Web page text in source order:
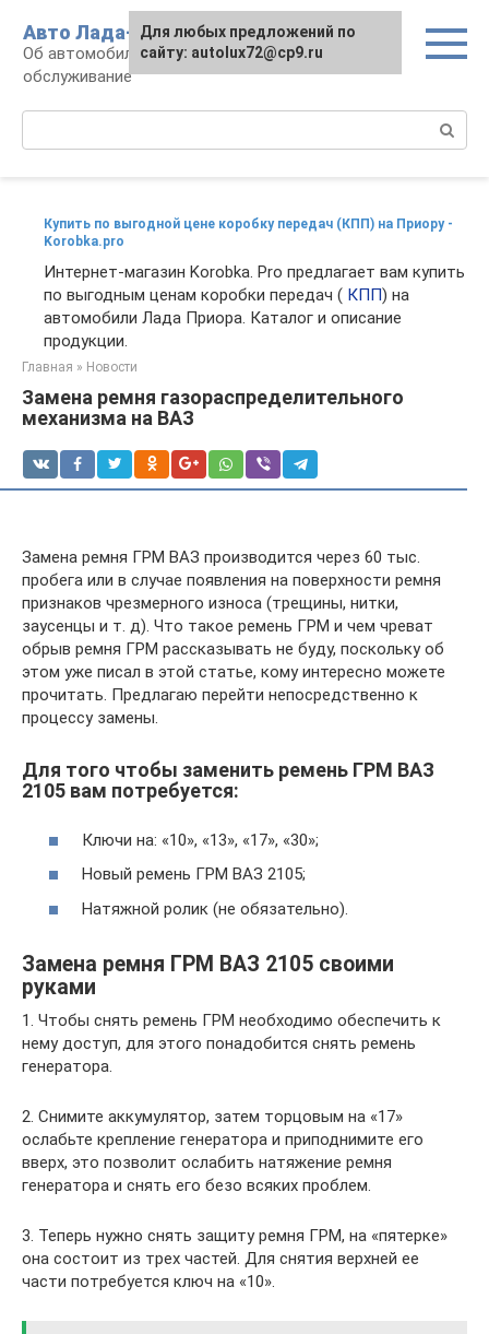
контенту
Авто Лада-люкс
Об автомобилях LADA: эксплуатация и
обслуживание
Купить по выгодной цене коробку передач (КПП) на Приору -
Korobka.pro
Интернет-магазин Korobka. Pro предлагает вам купить
по выгодным ценам коробки передач ( КПП) на
автомобили Лада Приора. Каталог и описание
продукции.
Главная » Новости
Замена ремня газораспределительного
механизма на ВАЗ
Замена ремня ГРМ ВАЗ производится через 60 тыс.
пробега или в случае появления на поверхности ремня
признаков чрезмерного износа (трещины, нитки,
заусенцы и т. д). Что такое ремень ГРМ и чем чреват
обрыв ремня ГРМ рассказывать не буду, поскольку об
этом уже писал в этой статье, кому интересно можете
прочитать. Предлагаю перейти непосредственно к
процессу замены.
Для того чтобы заменить ремень ГРМ ВАЗ
2105 вам потребуется:
Ключи на: «10», «13», «17», «30»;
Новый ремень ГРМ ВАЗ 2105;
Натяжной ролик (не обязательно).
Замена ремня ГРМ ВАЗ 2105 своими
руками
1. Чтобы снять ремень ГРМ необходимо обеспечить к
нему доступ, для этого понадобится снять ремень
генератора.
2. Снимите аккумулятор, затем торцовым на «17»
ослабьте крепление генератора и приподнимите его
вверх, это позволит ослабить натяжение ремня
генератора и снять его безо всяких проблем.
3. Теперь нужно снять защиту ремня ГРМ, на «пятерке»
она состоит из трех частей. Для снятия верхней ее
части потребуется ключ на «10».
Для любых предложений по
сайту: autolux72@cp9.ru